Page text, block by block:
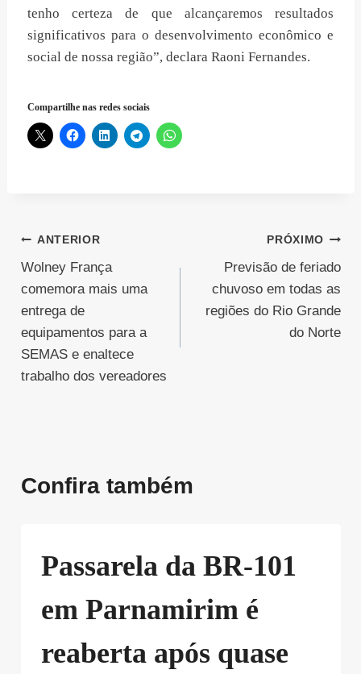
tenho certeza de que alcançaremos resultados
significativos para o desenvolvimento econômico e
social de nossa região”, declara Raoni Fernandes.
Compartilhe nas redes sociais
Navegação
de
Post
ANTERIOR
Wolney França
comemora mais uma
entrega de
equipamentos para a
SEMAS e enaltece
trabalho dos vereadores
PRÓXIMO
Previsão de feriado
chuvoso em todas as
regiões do Rio Grande
do Norte
Confira também
Passarela da BR-101
em Parnamirim é
reaberta após quase